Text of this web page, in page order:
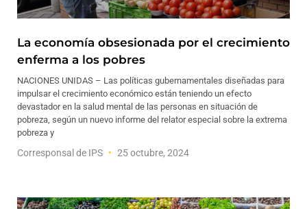
La economía obsesionada por el crecimiento
enferma a los pobres
NACIONES UNIDAS – Las políticas gubernamentales diseñadas para
impulsar el crecimiento económico están teniendo un efecto
devastador en la salud mental de las personas en situación de
pobreza, según un nuevo informe del relator especial sobre la extrema
pobreza y
Corresponsal de IPS 25 octubre, 2024